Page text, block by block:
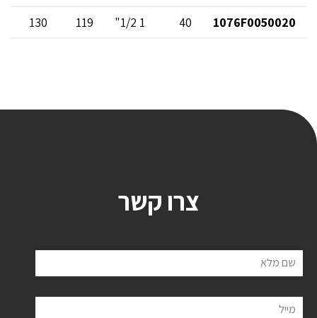
1076F0050020
40
1 1/2"
119
130
צרו קשר
שם מלא
מייל